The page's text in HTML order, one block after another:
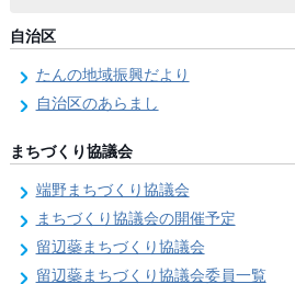
自治区
たんの地域振興だより
自治区のあらまし
まちづくり協議会
端野まちづくり協議会
まちづくり協議会の開催予定
留辺蘂まちづくり協議会
留辺蘂まちづくり協議会委員一覧